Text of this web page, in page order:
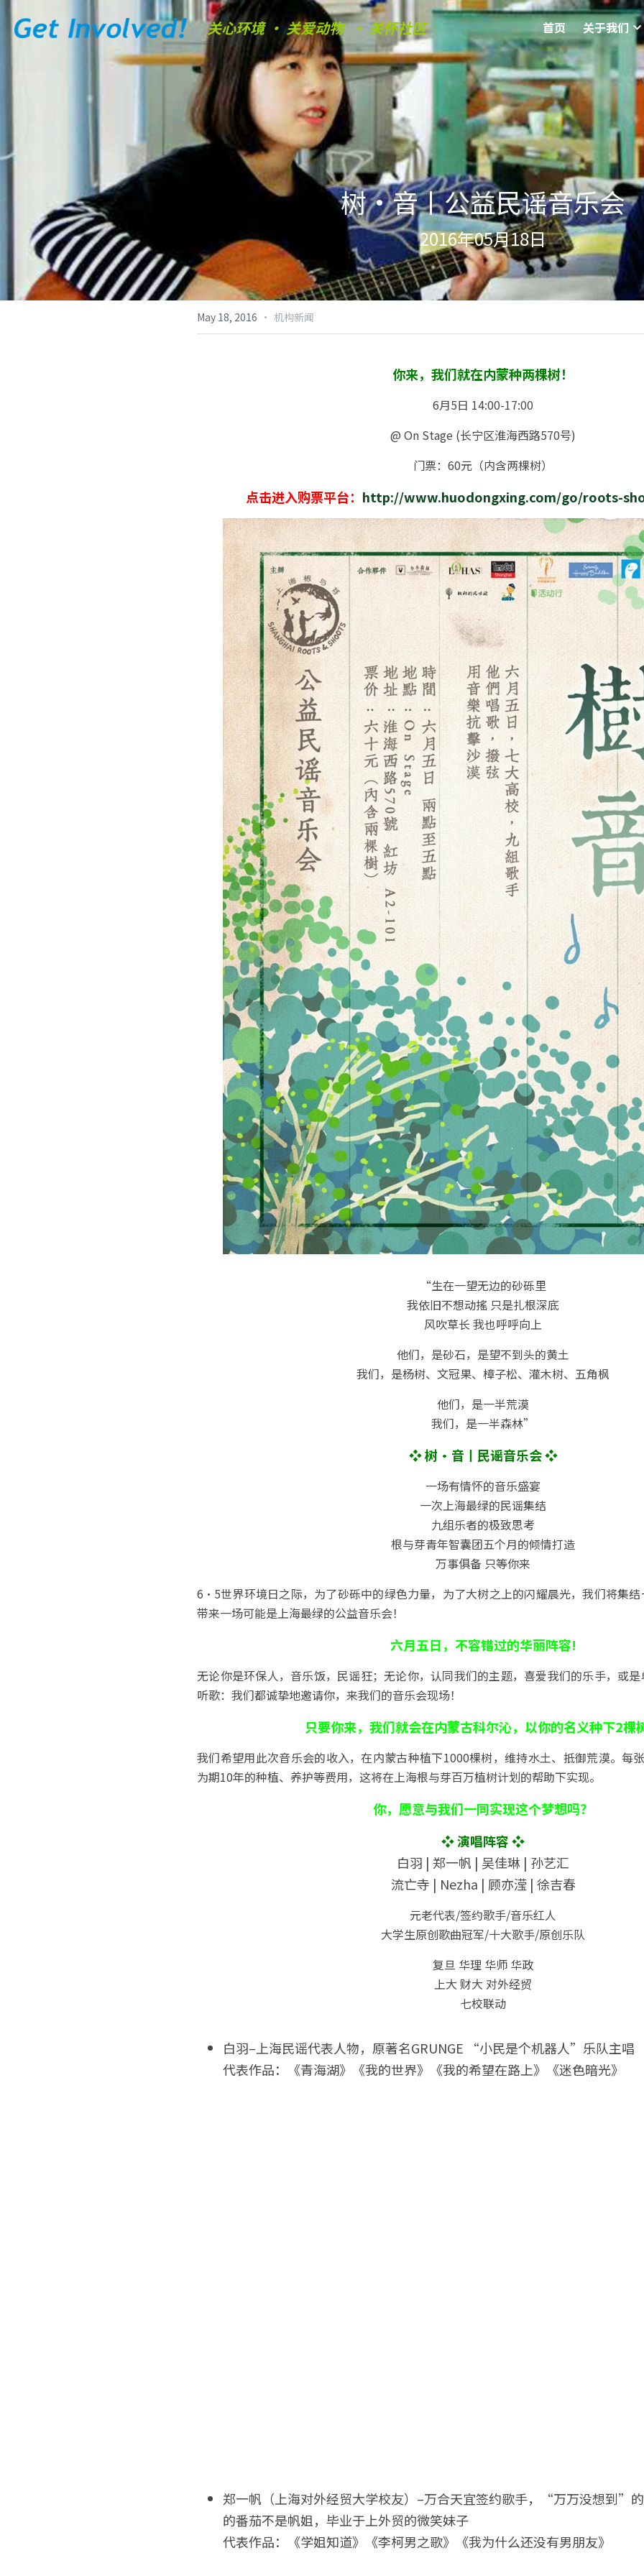
关心环境 • 关爱动物  • 关怀社区 首页 关于我们
树·音丨公益民谣音乐会
2016年05月18日
May 18, 2016 · 机构新闻
你来，我们就在内蒙种两棵树！
6月5日 14:00-17:00
@ On Stage (长宁区淮海西路570号)
门票：60元（内含两棵树）
点击进入购票平台： http://www.huodongxing.com/go/roots-
“生在一望无边的砂砾里
我依旧不想动搖 只是扎根深底
风吹草长 我也呼呼向上
他们，是砂石，是望不到头的黄土
我们，是杨树、文冠果、樟子松、灌木树、五角枫
他们，是一半荒漠
我们，是一半森林”
❖ 树·音丨民谣音乐会 ❖
一场有情怀的音乐盛宴
一次上海最绿的民谣集结
九组乐者的极致思考
根与芽青年智囊团五个月的倾情打造
万事俱备 只等你来
6·5世界环境日之际，为了砂砾中的绿色力量，为了大树之上的闪耀晨光，我们将集结
带来一场可能是上海最绿的公益音乐会！
六月五日，不容错过的华丽阵容!
无论你是环保人，音乐饭，民谣狂；无论你，认同我们的主题，喜爱我们的乐手，或
听歌：我们都诚挚地邀请你，来我们的音乐会现场！
只要你来，我们就会在内蒙古科尔沁，以你的名义种下2棵
我们希望用此次音乐会的收入，在内蒙古种植下1000棵树，维持水土、抵御荒漠。每
为期10年的种植、养护等费用，这将在上海根与芽百万植树计划的帮助下实现。
你，愿意与我们一同实现这个梦想吗？
❖ 演唱阵容 ❖
白羽 | 郑一帆 | 吴佳琳 | 孙艺汇
流亡寺 | Nezha | 顾亦滢 | 徐吉春
元老代表/签约歌手/音乐红人
大学生原创歌曲冠军/十大歌手/原创乐队
复旦 华理 华师 华政
上大 财大 对外经贸
七校联动
白羽–上海民谣代表人物，原著名GRUNGE “小民是个机器人”乐队主唱
代表作品：《青海湖》《我的世界》《我的希望在路上》《迷色暗光》
郑一帆（上海对外经贸大学校友）–万合天宜签约歌手，“万万没想到”
的番茄不是帆姐，毕业于上外贸的微笑妹子
代表作品：《学姐知道》《李柯男之歌》《我为什么还没有男朋友》